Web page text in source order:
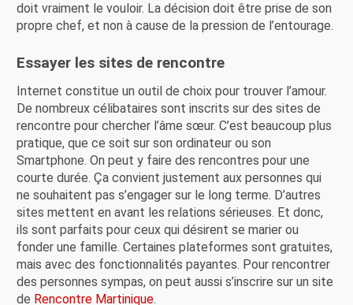
doit vraiment le vouloir. La décision doit être prise de son
propre chef, et non à cause de la pression de l’entourage.
Essayer les sites de rencontre
Internet constitue un outil de choix pour trouver l’amour.
De nombreux célibataires sont inscrits sur des sites de
rencontre pour chercher l’âme sœur. C’est beaucoup plus
pratique, que ce soit sur son ordinateur ou son
Smartphone. On peut y faire des rencontres pour une
courte durée. Ça convient justement aux personnes qui
ne souhaitent pas s’engager sur le long terme. D’autres
sites mettent en avant les relations sérieuses. Et donc,
ils sont parfaits pour ceux qui désirent se marier ou
fonder une famille. Certaines plateformes sont gratuites,
mais avec des fonctionnalités payantes. Pour rencontrer
des personnes sympas, on peut aussi s’inscrire sur un site
de Rencontre Martinique.